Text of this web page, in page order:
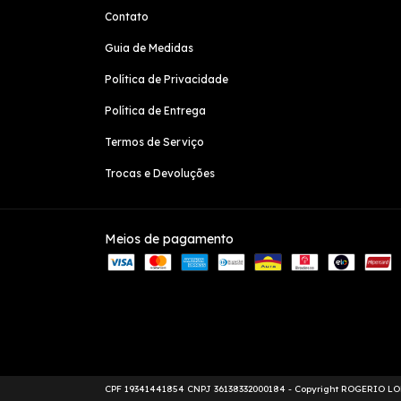
Contato
Guia de Medidas
Política de Privacidade
Política de Entrega
Termos de Serviço
Trocas e Devoluções
Meios de pagamento
Copyright ROGERIO